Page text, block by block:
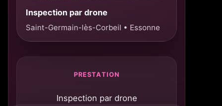
Inspection par drone
Saint-Germain-lès-Corbeil • Essonne
PRESTATION
Inspection par drone